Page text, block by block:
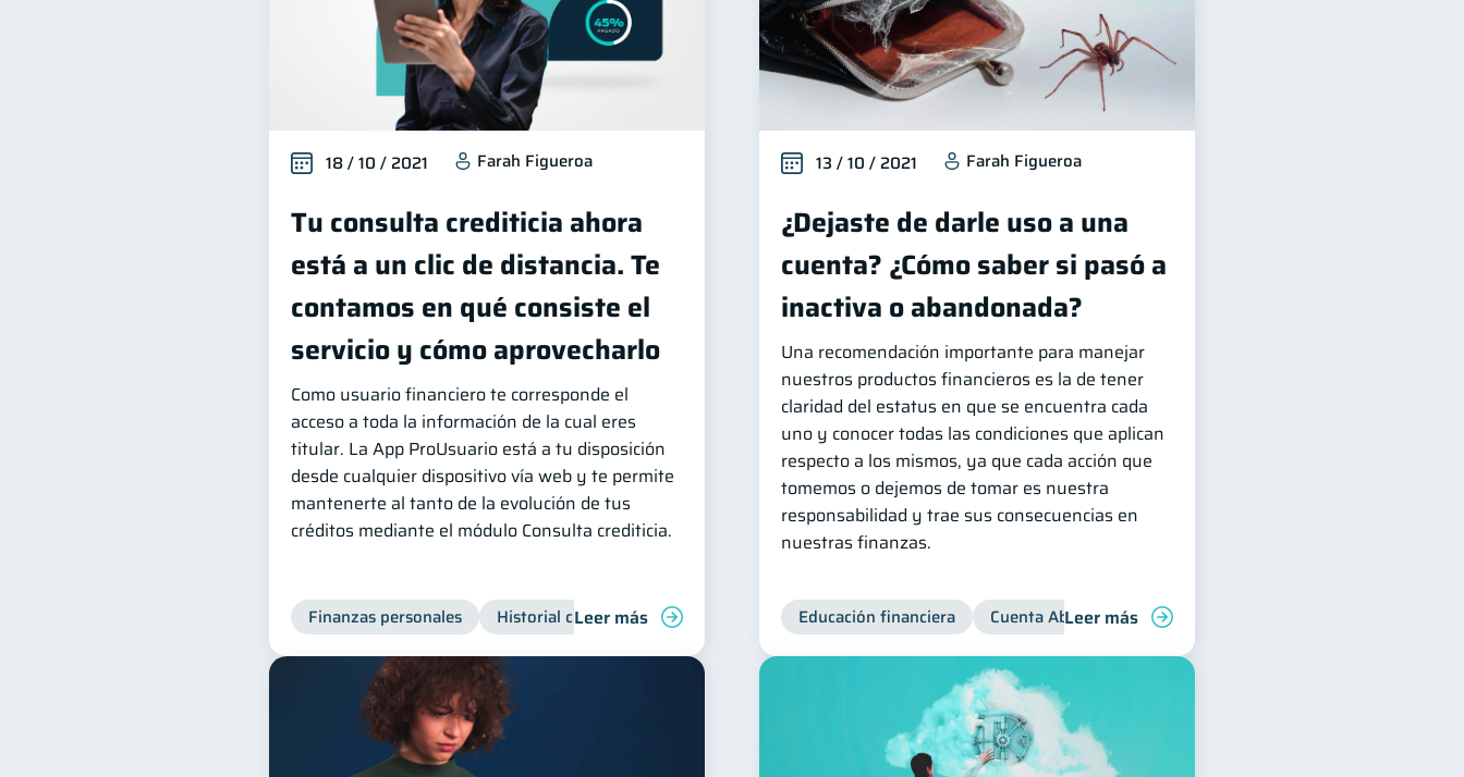
18 / 10 / 2021 Farah Figueroa
Tu consulta crediticia ahora
está a un clic de distancia. Te
contamos en qué consiste el
servicio y cómo aprovecharlo
Como usuario financiero te corresponde el
acceso a toda la información de la cual eres
titular. La App ProUsuario está a tu disposición
desde cualquier dispositivo vía web y te permite
mantenerte al tanto de la evolución de tus
créditos mediante el módulo Consulta crediticia.
Finanzas personales Historial crediticio Servicios Inclusión financiera Finanzas para jóvenes Manejo de deudas
Leer más
13 / 10 / 2021 Farah Figueroa
¿Dejaste de darle uso a una
cuenta? ¿Cómo saber si pasó a
inactiva o abandonada?
Una recomendación importante para manejar
nuestros productos financieros es la de tener
claridad del estatus en que se encuentra cada
uno y conocer todas las condiciones que aplican
respecto a los mismos, ya que cada acción que
tomemos o dejemos de tomar es nuestra
responsabilidad y trae sus consecuencias en
nuestras finanzas.
Educación financiera Cuenta Abandonada
Leer más